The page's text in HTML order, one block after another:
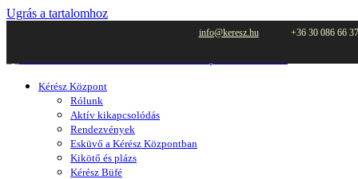
Ugrás a tartalomhoz
info@keresz.hu +36 30 086 66 37
Kérész Központ
Rólunk
Aktív kikapcsolódás
Rendezvények
Esküvő a Kérész Központban
Kikötő és plázs
Kérész Büfé